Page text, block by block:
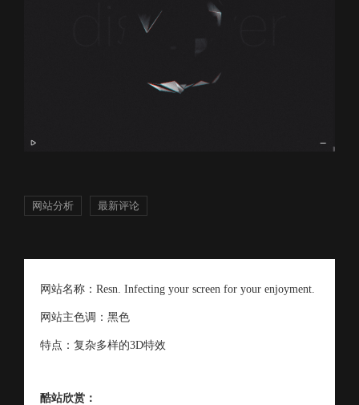
网站分析 最新评论
网站名称：Resn. Infecting your screen for your enjoyment.
网站主色调：黑色
特点：复杂多样的3D特效
酷站欣赏：